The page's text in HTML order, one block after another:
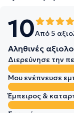
10Από 5
Αληθινές
Διερεύνησε την
Μου ενέπνευσε
Έμπειρος &